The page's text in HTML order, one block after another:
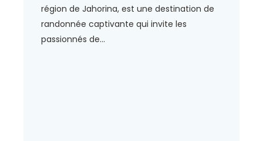
région de Jahorina, est une destination de
randonnée captivante qui invite les
passionnés de...